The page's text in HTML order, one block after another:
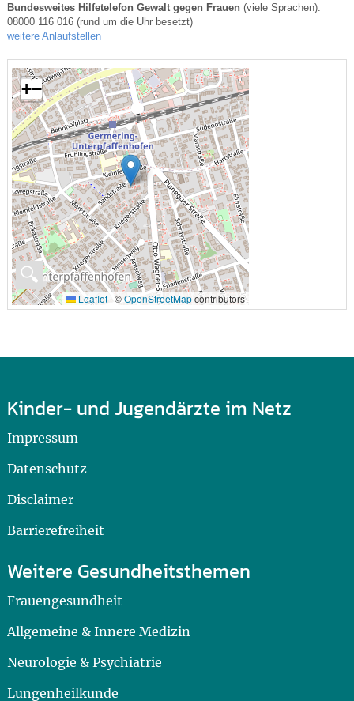
Bundesweites Hilfetelefon Gewalt gegen Frauen(viele Sprachen):
08000 116 016 (rund um die Uhr besetzt)
weitere Anlaufstellen
🔍
+−
Leaflet | ©OpenStreetMapcontributors
Kinder- und Jugendärzte im Netz
Impressum
Datenschutz
Disclaimer
Barrierefreiheit
Weitere Gesundheitsthemen
Frauengesundheit
Allgemeine & Innere Medizin
Neurologie & Psychiatrie
Lungenheilkunde